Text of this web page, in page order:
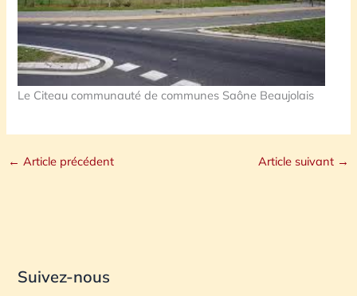
Le Citeau communauté de communes Saône Beaujolais
← Article précédent Article suivant →
Suivez-nous